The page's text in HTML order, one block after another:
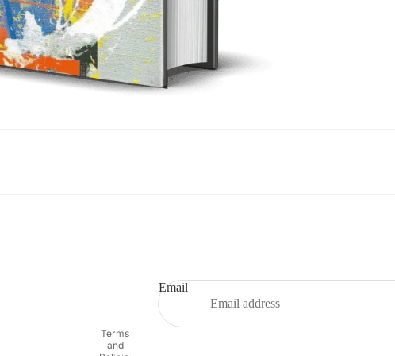
Email
Terms
and
Terms of service
Shipping policy
Contact information